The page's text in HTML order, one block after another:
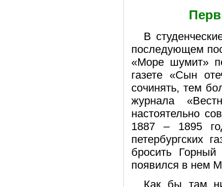
В
последующем
«Море шумит»
газете «Сын
сочинять, тем
журнала
настоятельно
1887 – 1895
петербургских
бросить
появился в нем
Как бы там